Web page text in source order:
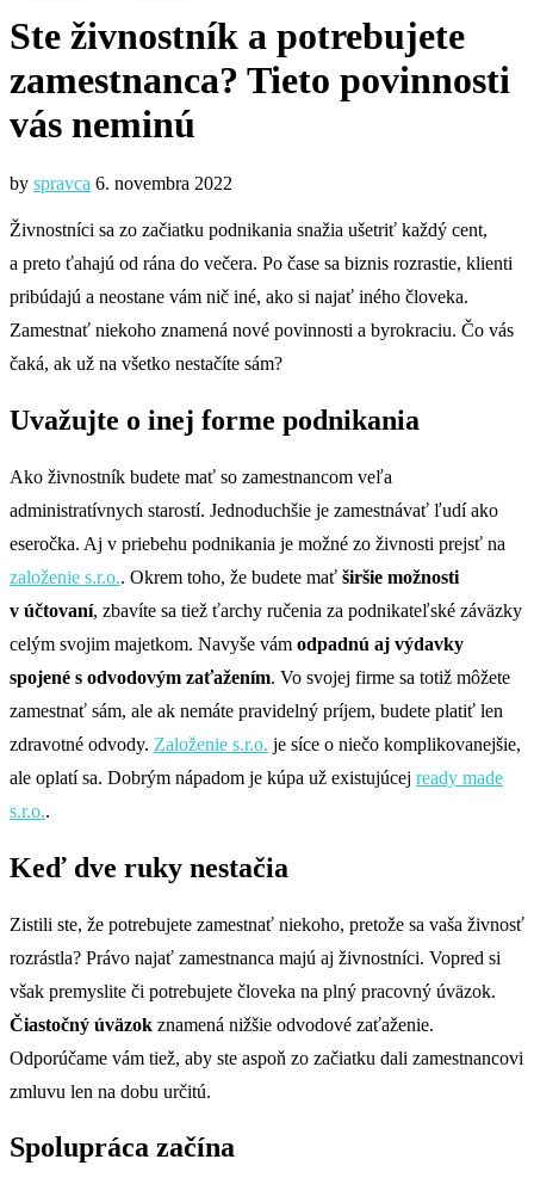
Ste živnostník a potrebujete
zamestnanca? Tieto povinnosti
vás neminú
by spravca 6. novembra 2022
Živnostníci sa zo začiatku podnikania snažia ušetriť každý cent,
a preto ťahajú od rána do večera. Po čase sa biznis rozrastie, klienti
pribúdajú a neostane vám nič iné, ako si najať iného človeka.
Zamestnať niekoho znamená nové povinnosti a byrokraciu. Čo vás
čaká, ak už na všetko nestačíte sám?
Uvažujte o inej forme podnikania
Ako živnostník budete mať so zamestnancom veľa
administratívnych starostí. Jednoduchšie je zamestnávať ľudí ako
eseročka. Aj v priebehu podnikania je možné zo živnosti prejsť na
založenie s.r.o.. Okrem toho, že budete mať širšie možnosti
v účtovaní, zbavíte sa tiež ťarchy ručenia za podnikateľské záväzky
celým svojim majetkom. Navyše vám odpadnú aj výdavky
spojené s odvodovým zaťažením. Vo svojej firme sa totiž môžete
zamestnať sám, ale ak nemáte pravidelný príjem, budete platiť len
zdravotné odvody. Založenie s.r.o. je síce o niečo komplikovanejšie,
ale oplatí sa. Dobrým nápadom je kúpa už existujúcej ready made
s.r.o..
Keď dve ruky nestačia
Zistili ste, že potrebujete zamestnať niekoho, pretože sa vaša živnosť
rozrástla? Právo najať zamestnanca majú aj živnostníci. Vopred si
však premyslite či potrebujete človeka na plný pracovný úväzok.
Čiastočný úväzok znamená nižšie odvodové zaťaženie.
Odporúčame vám tiež, aby ste aspoň zo začiatku dali zamestnancovi
zmluvu len na dobu určitú.
Spolupráca začína